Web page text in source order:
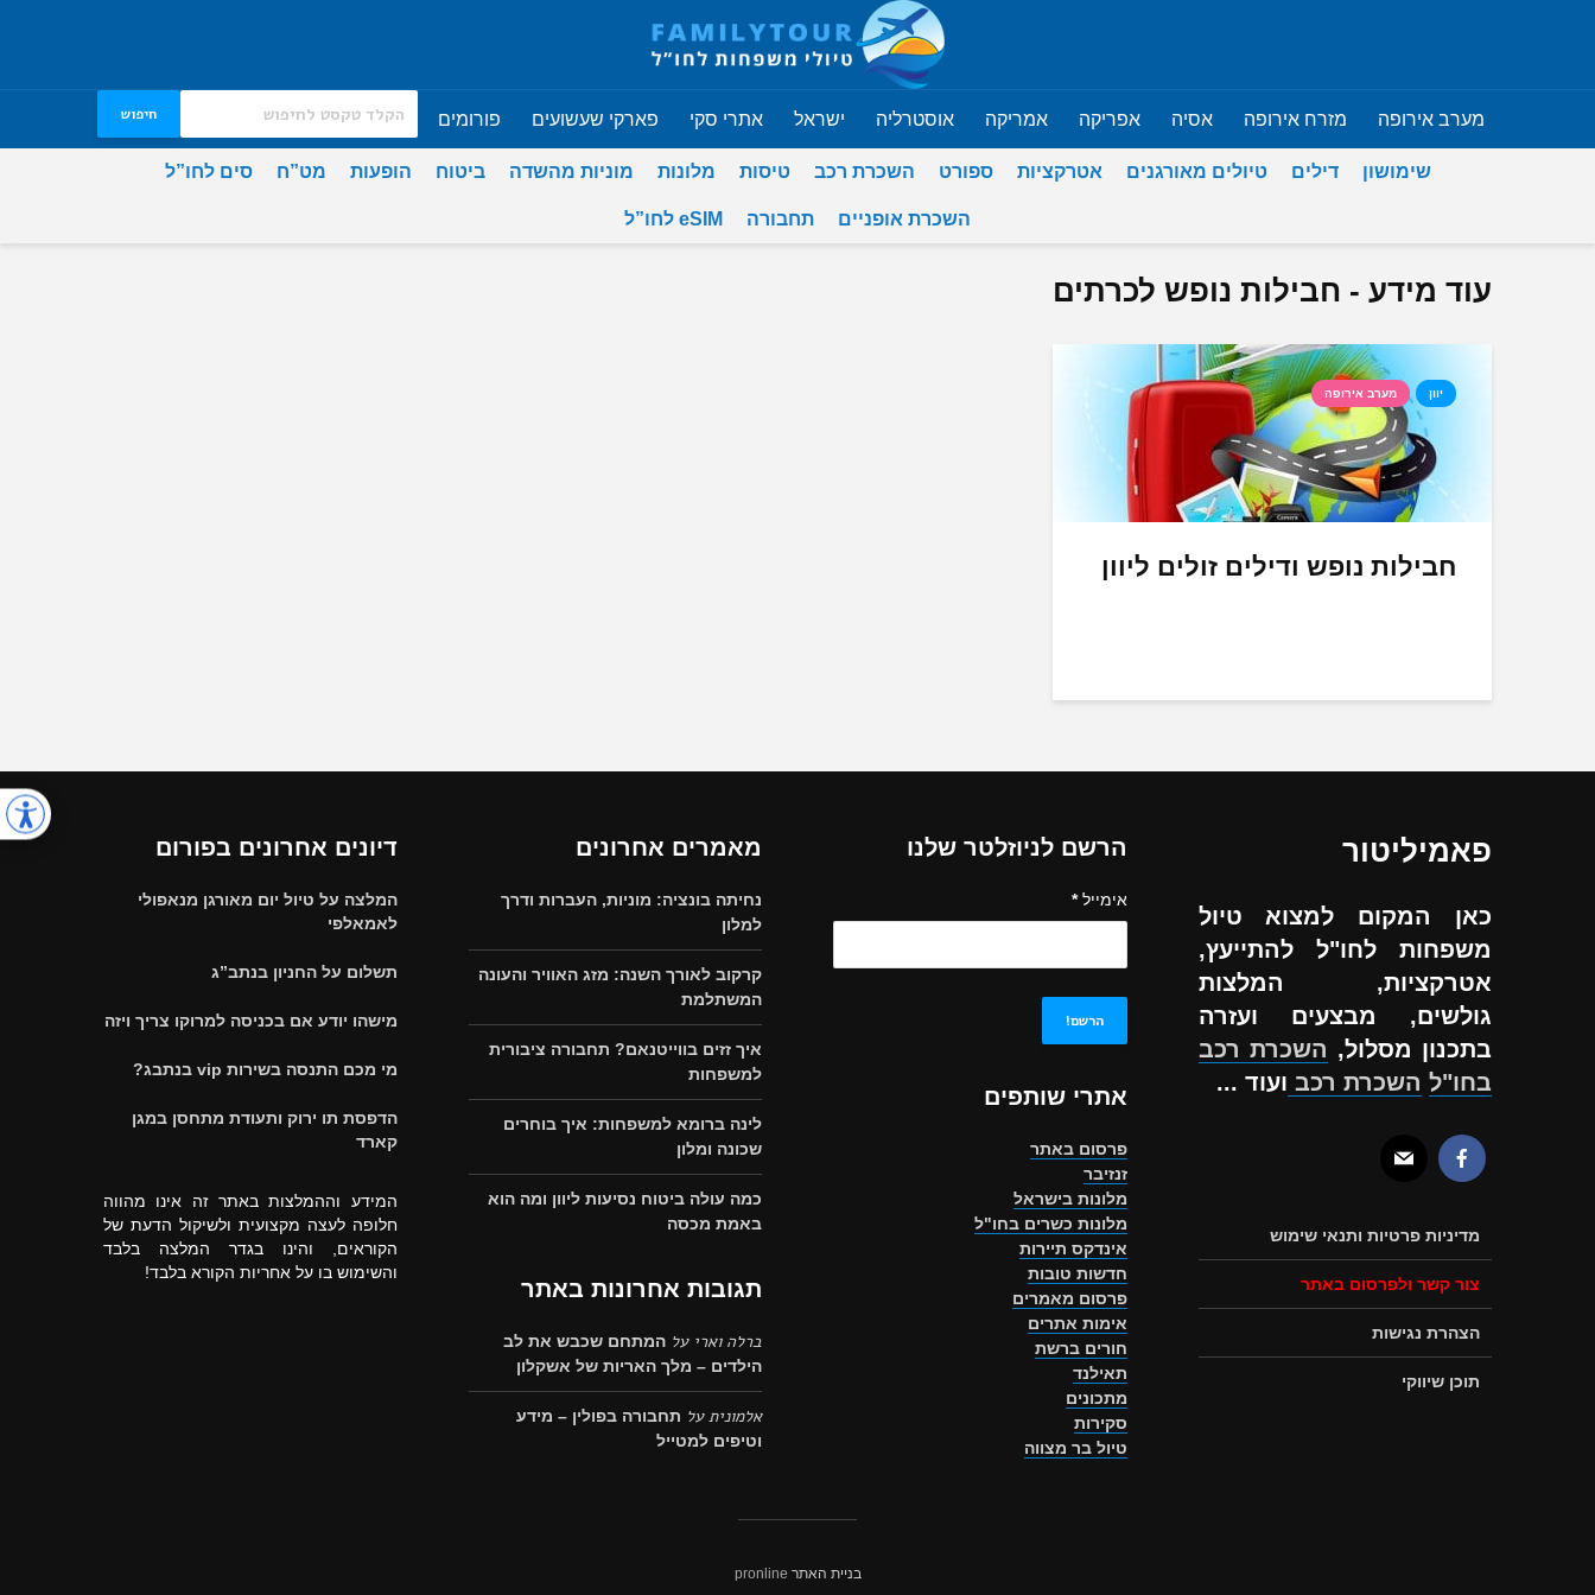
מערב אירופה מזרח אירופה אסיה אפריקה אמריקה אוסטרליה ישראל אתרי סקי פארקי שעשועים פורומים חיפוש
שימושון דילים טיולים מאורגנים אטרקציות ספורט השכרת רכב טיסות מלונות מוניות מהשדה ביטוח הופעות מט”ח סים לחו”ל
השכרת אופניים תחבורה eSIM לחו”ל
עוד מידע - חבילות נופש לכרתים
יוון מערב אירופה
חבילות נופש ודילים זולים ליוון
פאמיליטור
כאן המקום למצוא טיול
משפחות לחו"ל להתייעץ,
אטרקציות, המלצות
גולשים, מבצעים ועזרה
בתכנון מסלול, השכרת רכב
בחו"ל השכרת רכב ועוד ...
מדיניות פרטיות ותנאי שימוש
צור קשר ולפרסום באתר
הצהרת נגישות
תוכן שיווקי
הרשם לניוזלטר שלנו
אימייל*
אתרי שותפים
פרסום באתר
זנזיבר
מלונות בישראל
מלונות כשרים בחו"ל
אינדקס תיירות
חדשות טובות
פרסום מאמרים
אימות אתרים
חורים ברשת
תאילנד
מתכונים
סקירות
טיול בר מצווה
מאמרים אחרונים
נחיתה בונציה: מוניות, העברות ודרך
למלון
קרקוב לאורך השנה: מזג האוויר והעונה
המשתלמת
איך זזים בווייטנאם? תחבורה ציבורית
למשפחות
לינה ברומא למשפחות: איך בוחרים
שכונה ומלון
כמה עולה ביטוח נסיעות ליוון ומה הוא
באמת מכסה
תגובות אחרונות באתר
ברלה וארי על המתחם שכבש את לב
הילדים – מלך האריות של אשקלון
אלמוניתעל תחבורה בפולין – מידע
וטיפים למטייל
דיונים אחרונים בפורום
המלצה על טיול יום מאורגן מנאפולי
לאמאלפי
תשלום על החניון בנתב”ג
מישהו יודע אם בכניסה למרוקו צריך ויזה
מי מכם התנסה בשירות vip בנתבג?
הדפסת תו ירוק ותעודת מתחסן במגן
קארד
המידע וההמלצות באתר זה אינו מהווה
חלופה לעצה מקצועית ולשיקול הדעת של
הקוראים, והינו בגדר המלצה בלבד
והשימוש בו על אחריות הקורא בלבד!
בניית האתר pronline